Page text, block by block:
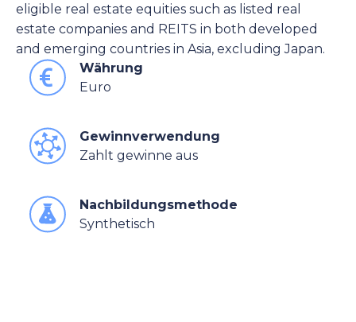
eligible real estate equities such as listed real
estate companies and REITS in both developed
and emerging countries in Asia, excluding Japan.
Währung
Euro
Gewinnverwendung
Zahlt gewinne aus
Nachbildungsmethode
Synthetisch